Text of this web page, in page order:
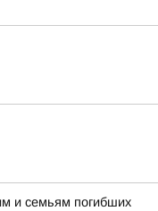
и семьям погибших